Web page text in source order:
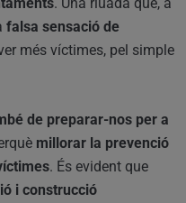
falsa sensació de
més víctimes, pel simple
de preparar-nos per a
millorar la prevenció
. És evident que
i construcció